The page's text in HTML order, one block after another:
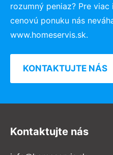
rozumný peniaz? Pre
cenovú ponuku nás
www.homeservis.sk.
KONTAKTUJTE NÁS
Kontaktujte nás